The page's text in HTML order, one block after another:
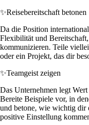
✨Reisebereitschaft betonen
Da die Position
Flexibilität und
kommunizieren. Teile
oder ein Projekt, das dir
✨Teamgeist zeigen
Das Unternehmen legt
Bereite Beispiele vor, in
und betone, wie wichtig dir
positive Einstellung